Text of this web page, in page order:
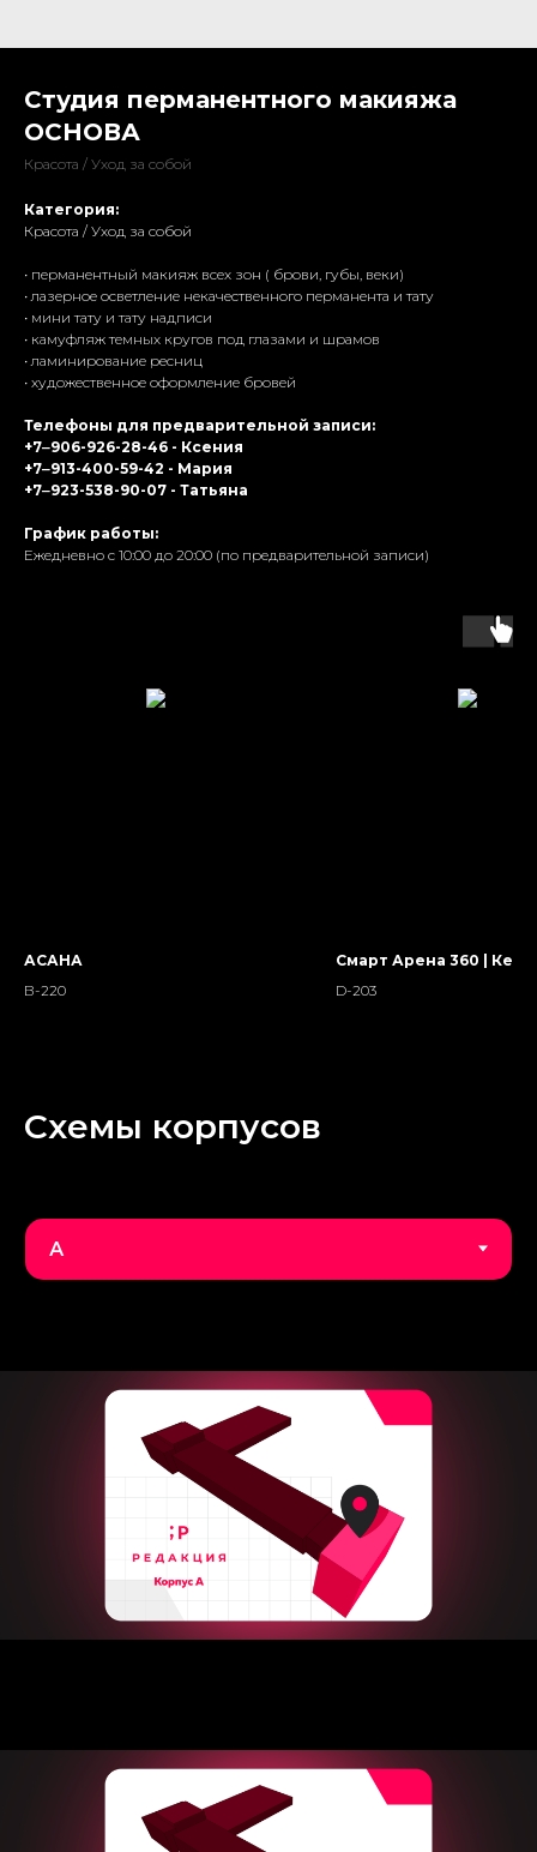
Студия перманентного макияжа
ОСНОВА
Красота / Уход за собой
Категория:
Красота / Уход за собой
• перманентный макияж всех зон ( брови, губы, веки)
• лазерное осветление некачественного перманента и тату
• мини тату и тату надписи
• камуфляж темных кругов под глазами и шрамов
• ламинирование ресниц
• художественное оформление бровей
Телефоны для предварительной записи:
+7‒906-926-28-46 - Ксения
+7‒913-400-59-42 - Мария
+7‒923-538-90-07 - Татьяна
График работы:
Ежедневно с 10:00 до 20:00 (по предварительной записи)
АСАНА
В-220
Смарт Арена 360 |
D-203
Схемы корпусов